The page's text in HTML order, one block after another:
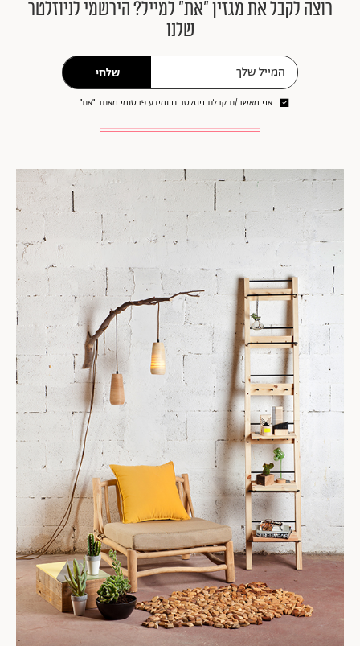
רוצה לקבל את מגזין ״את״ למייל? הירשמי לניוזלטר
שלנו
שלחי
אני מאשר/ת קבלת ניוזלטרים ומידע פרסומי מאתר ״את״